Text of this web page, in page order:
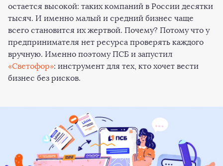
остается высокой: таких компаний в России десятки
тысяч. И именно малый и средний бизнес чаще
всего становится их жертвой. Почему? Потому что у
предпринимателя нет ресурса проверять каждого
вручную. Именно поэтому ПСБ и запустил
«Светофор»: инструмент для тех, кто хочет вести
бизнес без рисков.